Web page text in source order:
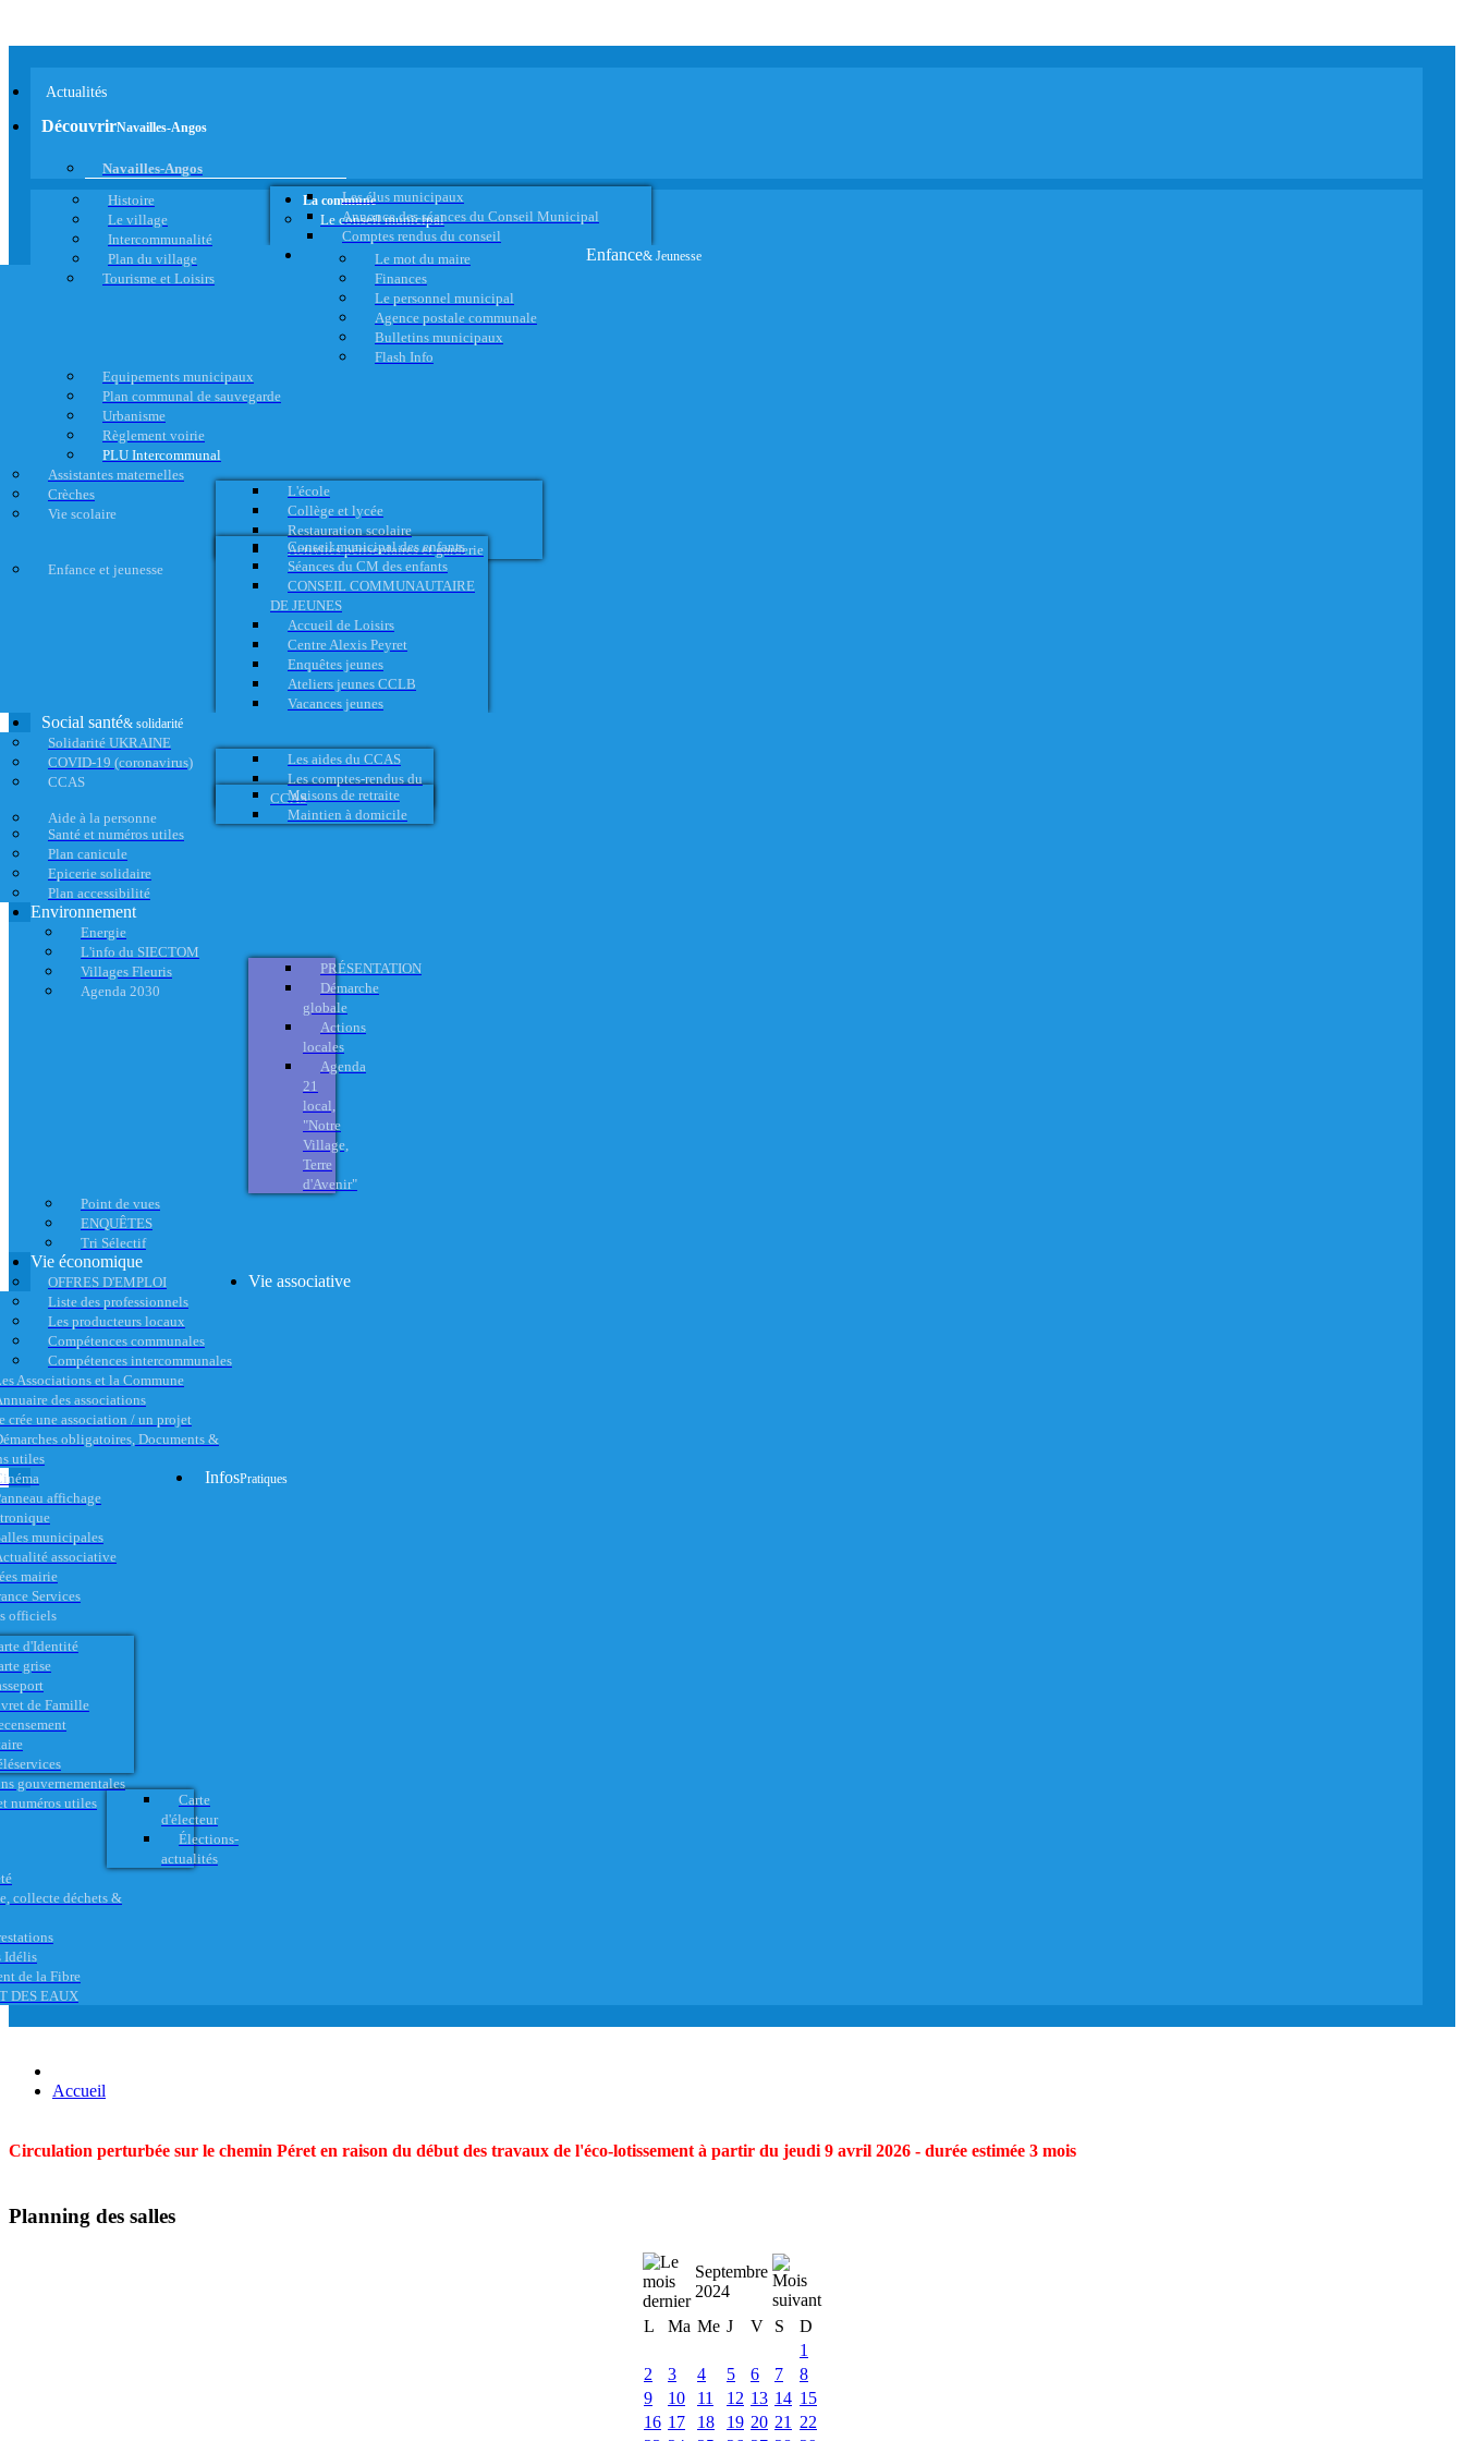
Actualités
DécouvrirNavailles-Angos
Navailles-Angos
Histoire
Le village
Intercommunalité
Plan du village
Tourisme et Loisirs
La commune
Le conseil municipal
Les élus municipaux
Annonce des séances du Conseil Municipal
Comptes rendus du conseil
Le mot du maire
Finances
Le personnel municipal
Agence postale communale
Bulletins municipaux
Flash Info
Equipements municipaux
Plan communal de sauvegarde
Urbanisme
Règlement voirie
PLU Intercommunal
Enfance& Jeunesse
Assistantes maternelles
Crèches
Vie scolaire
L'école
Collège et lycée
Restauration scolaire
Activités périscolaires et garderie
Enfance et jeunesse
Conseil municipal des enfants
Séances du CM des enfants
CONSEIL COMMUNAUTAIRE
DE JEUNES
Accueil de Loisirs
Centre Alexis Peyret
Enquêtes jeunes
Ateliers jeunes CCLB
Vacances jeunes
Social santé& solidarité
Solidarité UKRAINE
COVID-19 (coronavirus)
CCAS
Les aides du CCAS
Les comptes-rendus du
CCAS
Aide à la personne
Maisons de retraite
Maintien à domicile
Santé et numéros utiles
Plan canicule
Epicerie solidaire
Plan accessibilité
Environnement
Energie
L'info du SIECTOM
Villages Fleuris
Agenda 2030
PRÉSENTATION
Démarche
globale
Actions
locales
Agenda
21
local,
"Notre
Village,
Terre
d'Avenir"
Point de vues
ENQUÊTES
Tri Sélectif
Vie économique
OFFRES D'EMPLOI
Liste des professionnels
Les producteurs locaux
Compétences communales
Compétences intercommunales
Vie associative
Associations et la Commune
des associations
crée une association / un projet
obligatoires, Documents &
utiles
affichage
municipales
associative
InfosPratiques
mairie
Services
officiels
d'Identité
grise
de Famille
gouvernementales
numéros utiles
Carte
d'électeur
Élections-
actualités
collecte déchets &
Idélis
de la Fibre
DES EAUX
Accueil
Circulation perturbée sur le chemin Péret en raison du début des travaux de l'éco-lotissement à partir du jeudi 9 avril 2026 - durée estimée 3 mois
Planning des salles
Septembre
2024
L
Ma Me J V S
D
1
2
3 4 5 6 7
8
9
10 11 12 13 14 15
16 17 18 19 20 21
22